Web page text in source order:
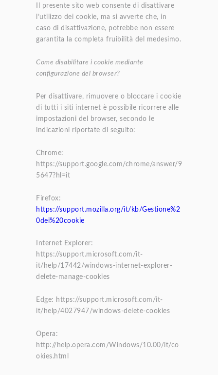
Il presente sito web consente di disattivare
l’utilizzo dei cookie, ma si avverte che, in
caso di disattivazione, potrebbe non essere
garantita la completa fruibilità del medesimo.
Come disabilitare i cookie mediante
configurazione del browser?
Per disattivare, rimuovere o bloccare i cookie
di tutti i siti internet è possibile ricorrere alle
impostazioni del browser, secondo le
indicazioni riportate di seguito:
Chrome:
https://support.google.com/chrome/answer/9
5647?hl=it
Firefox:
https://support.mozilla.org/it/kb/Gestione%2
0dei%20cookie
Internet Explorer:
https://support.microsoft.com/it-
it/help/17442/windows-internet-explorer-
delete-manage-cookies
Edge: https://support.microsoft.com/it-
it/help/4027947/windows-delete-cookies
Opera:
http://help.opera.com/Windows/10.00/it/co
okies.html